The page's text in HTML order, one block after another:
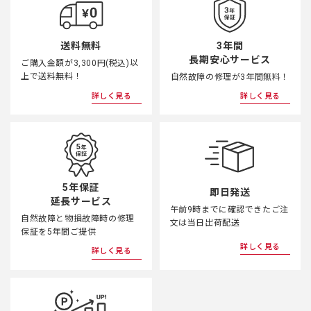
の“AW（All Weather）”タイプとして、全体の9ヶ所にシーリン
グを施しています。防塵・防滴構造を採用した当社デジタル一
眼ボディと組み合わせることで、雨天や霧の中、水しぶきのか
かる場所などでの耐久性、信頼性の向上を実現しています。
その他
・点光源撮影時の光芒を抑え、柔らかなボケを実現する9枚円
・.レンズ前面に、汚れに強いSP（Super Protect）コーティン
・オートフォーカスモードでシャッターボタンを半押ししたま
ま切り替え操作なくマニュアルでピント合わせが常時可能な“ク
イックシフト・フォーカス・システム(Quick-Shift Focus
System）”搭載
レンズフード
レンズケース S120-150（付属）
質量（重さ） 約712g（フード付：約750g）
使用湿度 85%以下（結露しないこと）
対応コンバー
DAAFREARCONVERTER1.4xAW
※位相差：◯、コントラスト：〇
送料無料
ご購入金額が3,300円(税込)以
上で送料無料！
詳しく見る
3年間
長期安心サービス
自然故障の修理が3年間無料！
詳しく見る
5年保証
延長サービス
自然故障と物損故障時の修理
保証を5年間ご提供
詳しく見る
即日発送
午前9時までに確認できたご注
文は当日出荷配送
詳しく見る